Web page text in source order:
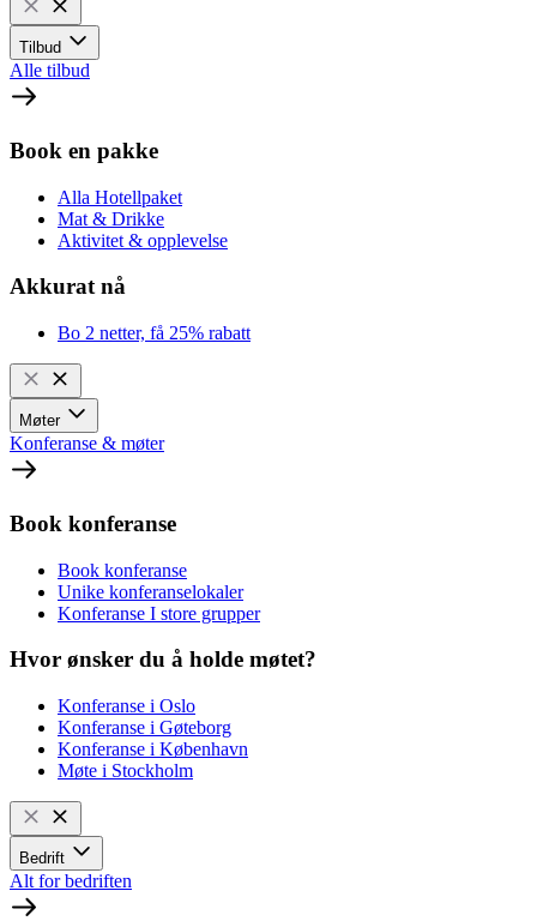
Tilbud
Alle tilbud
Book en pakke
Alla Hotellpaket
Mat & Drikke
Aktivitet & opplevelse
Akkurat nå
Bo 2 netter, få 25% rabatt
Møter
Konferanse & møter
Book konferanse
Book konferanse
Unike konferanselokaler
Konferanse I store grupper
Hvor ønsker du å holde møtet?
Konferanse i Oslo
Konferanse i Gøteborg
Konferanse i København
Møte i Stockholm
Bedrift
Alt for bedriften